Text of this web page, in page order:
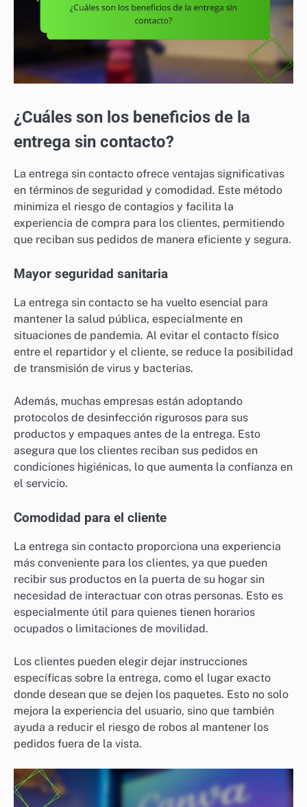
¿Cuáles son los beneficios de la
entrega sin contacto?
La entrega sin contacto ofrece ventajas significativas
en términos de seguridad y comodidad. Este método
minimiza el riesgo de contagios y facilita la
experiencia de compra para los clientes, permitiendo
que reciban sus pedidos de manera eficiente y segura.
Mayor seguridad sanitaria
La entrega sin contacto se ha vuelto esencial para
mantener la salud pública, especialmente en
situaciones de pandemia. Al evitar el contacto físico
entre el repartidor y el cliente, se reduce la posibilidad
de transmisión de virus y bacterias.
Además, muchas empresas están adoptando
protocolos de desinfección rigurosos para sus
productos y empaques antes de la entrega. Esto
asegura que los clientes reciban sus pedidos en
condiciones higiénicas, lo que aumenta la confianza en
el servicio.
Comodidad para el cliente
La entrega sin contacto proporciona una experiencia
más conveniente para los clientes, ya que pueden
recibir sus productos en la puerta de su hogar sin
necesidad de interactuar con otras personas. Esto es
especialmente útil para quienes tienen horarios
ocupados o limitaciones de movilidad.
Los clientes pueden elegir dejar instrucciones
específicas sobre la entrega, como el lugar exacto
donde desean que se dejen los paquetes. Esto no solo
mejora la experiencia del usuario, sino que también
ayuda a reducir el riesgo de robos al mantener los
pedidos fuera de la vista.